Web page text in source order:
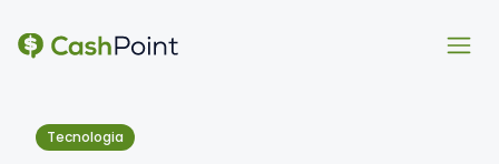
Tecnologia